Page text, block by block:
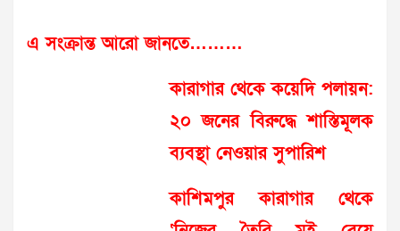
এ সংক্রান্ত আরো জানতে………
কারাগার থেকে কয়েদি পলায়ন:
২০ জনের বিরুদ্ধে শাস্তিমূলক
ব্যবস্থা নেওয়ার সুপারিশ
কাশিমপুর কারাগার থেকে